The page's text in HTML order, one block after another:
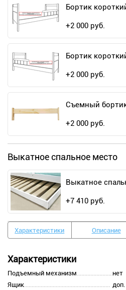
Бортик
+2 000 руб.
Бортик
+2 000 руб.
Съемный
+2 000 руб.
Выкатное спальное место
Выкатное
+7 410 руб.
Характеристики Описание
Характеристики
Подъемный механизм
нет
Ящик